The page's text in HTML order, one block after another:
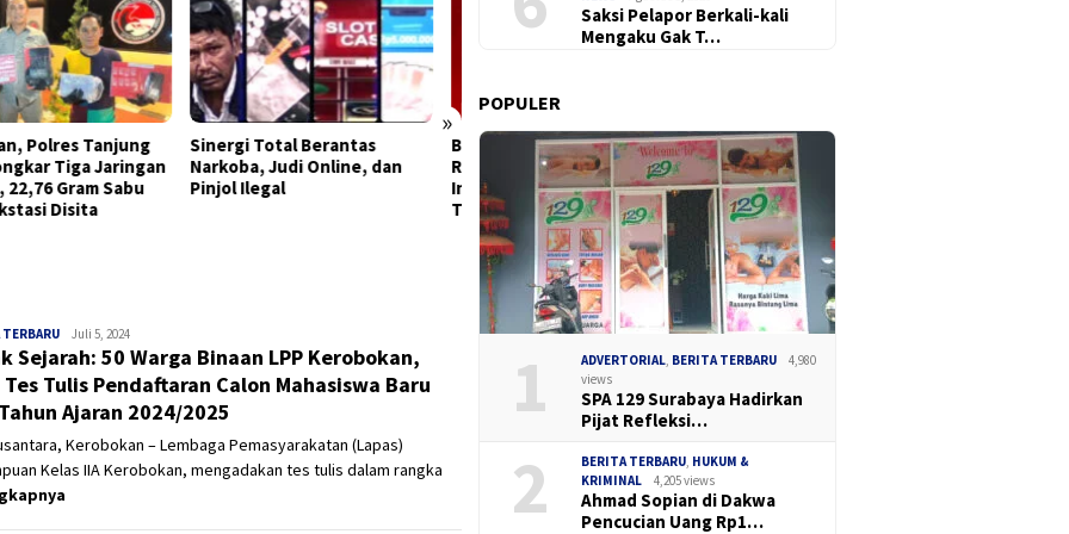
»
Total Berantas
Judi Online, dan
Ilegal
Bung Taufik Siapkan Hadiah
Rp50 Juta bagi Pemberi
Informasi Akurat Lokasi
DPAC Madas Sedarah
Kenjeran Gelar Cangkrukan
Hukum, Bahas Keamanan
Negara dan Ilmu Intelijen
Bersama TNI-Polri
Ketua DPC Madas Surabaya
Soroti Keluhan Pedagang
Soal Penertiban Satpol PP,
Minta Pendekatan Humanis
Panjinusantara
Juli 5, 2024
Sejarah: 50 Warga Binaan LPP Kerobokan,
Tulis Pendaftaran Calon Mahasiswa Baru
Ajaran 2024/2025
Kerobokan – Lembaga Pemasyarakatan (Lapas)
Kelas IIA Kerobokan, mengadakan tes tulis dalam rangka
Saksi Pelapor Berkali-kali
Mengaku Gak T…
POPULER
1 ADVERTORIAL BERITA TERBARU
4,980
views
SPA 129 Surabaya Hadirkan
Pijat Refleksi…
2 BERITA TERBARU HUKUM &
KRIMINAL
4,205 views
Ahmad Sopian di Dakwa
Pencucian Uang Rp1…